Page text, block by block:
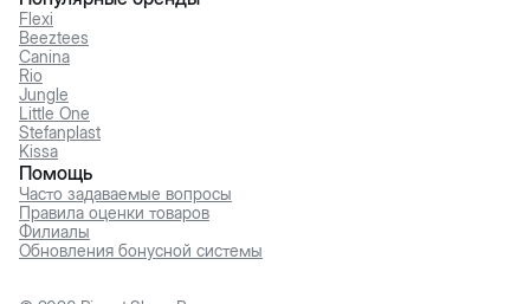
Flexi
Beeztees
Canina
Rio
Jungle
Little One
Stefanplast
Kissa
Помощь
Часто задаваемые вопросы
Правила оценки товаров
Филиалы
Обновления бонусной системы